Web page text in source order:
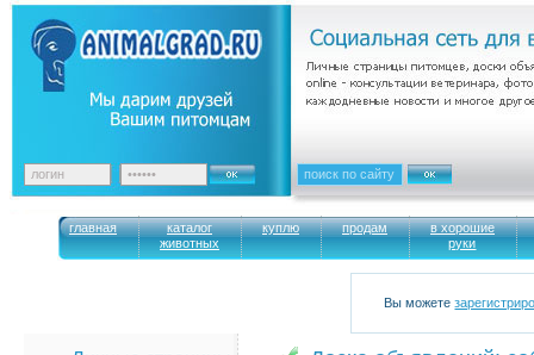
главная
каталог
животных
куплю продам
в хорошие
руки
Вы можете